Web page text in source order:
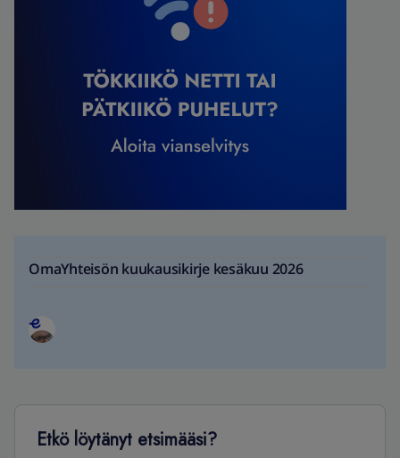
OmaYhteisön kuukausikirje kesäkuu 2026
Etkö löytänyt etsimääsi?